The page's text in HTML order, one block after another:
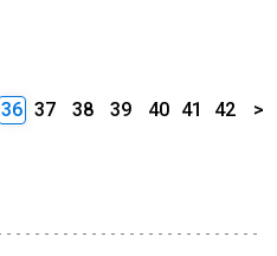
36 37 38 39 40 41 42 >